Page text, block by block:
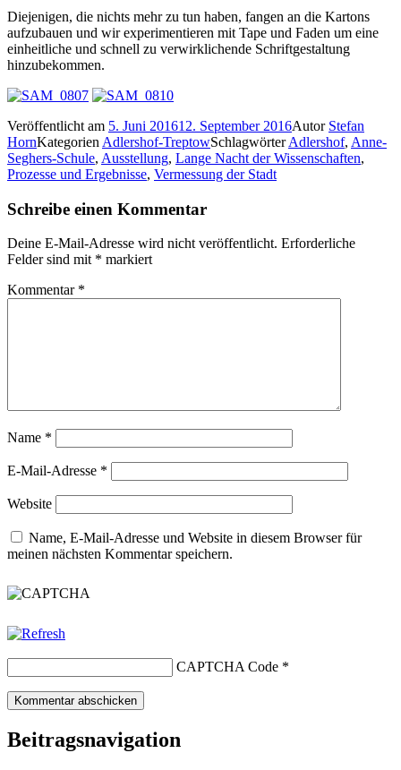
Diejenigen, die nichts mehr zu tun haben, fangen an die Kartons
aufzubauen und wir experimentieren mit Tape und Faden um eine
einheitliche und schnell zu verwirklichende Schriftgestaltung
hinzubekommen.
Veröffentlicht am 5. Juni 201612. September 2016Autor Stefan
HornKategorien Adlershof-TreptowSchlagwörterAdlershof, Anne-
Seghers-Schule, Ausstellung, Lange Nacht der Wissenschaften,
Prozesse und Ergebnisse, Vermessung der Stadt
Schreibe einen Kommentar
Deine E-Mail-Adresse wird nicht veröffentlicht. Erforderliche
Felder sind mit * markiert
Kommentar *
Name *
E-Mail-Adresse *
Website
Name, E-Mail-Adresse und Website in diesem Browser für
meinen nächsten Kommentar speichern.
CAPTCHA Code *
Beitragsnavigation